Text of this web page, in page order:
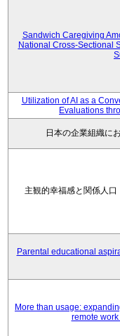
Sandwich Caregiving
National Cross-Sectional
Utilization of AI as a
Evaluations
日本の企業組織に
主観的幸福感と関係人
Parental educational
More than usage:
remote